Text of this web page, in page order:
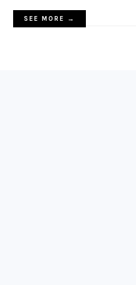
SEE MORE →